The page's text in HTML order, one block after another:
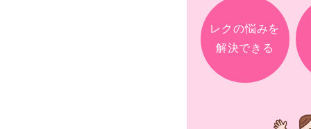
レクの悩みを
解決できる